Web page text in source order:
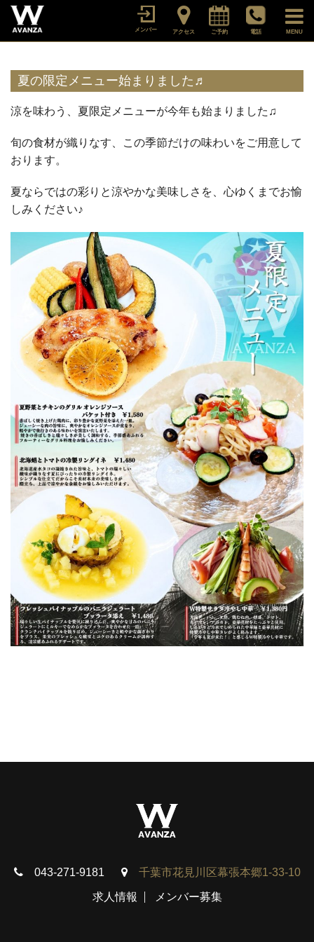
メンバー アクセス ご予約 電話 MENU
夏の限定メニュー始まりました♬
涼を味わう、夏限定メニューが今年も始まりました♫
旬の食材が織りなす、この季節だけの味わいをご用意して
おります。
夏ならではの彩りと涼やかな美味しさを、心ゆくまでお愉
しみください♪
043-271-9181 千葉市花見川区幕張本郷1-33-10
求人情報 メンバー募集